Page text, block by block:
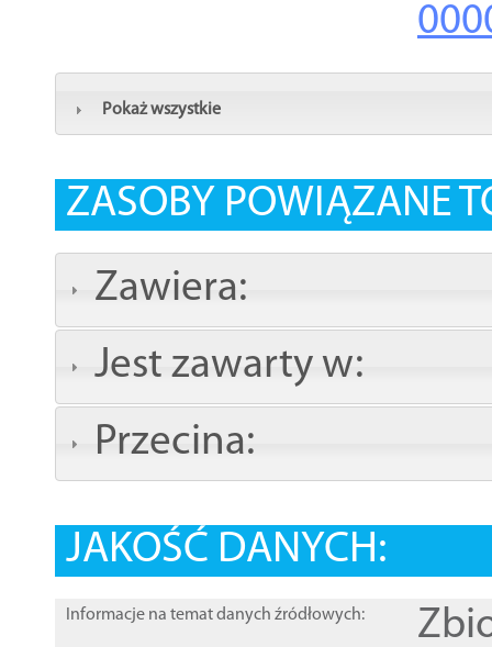
Pokaż wszystkie
ZASOBY POWIĄZANE
Zawiera:
Jest zawarty w:
Przecina:
JAKOŚĆ DANYCH:
Informacje na temat danych źródłowych: